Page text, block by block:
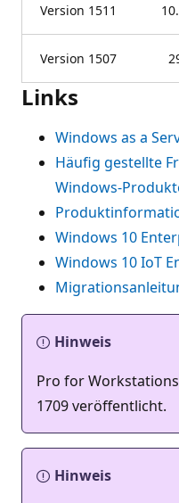
Version 1511
Version 1507
Links
Windows as a
Häufig gestellte
Windows-
Windows 10
Windows 10 IoT
Hinweis
Pro for
1709 veröffentlicht.
Hinweis